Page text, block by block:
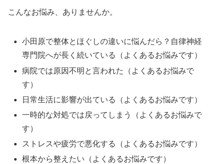
こんなお悩み、ありませんか。
小田原で整体とほぐしの違いに悩んだら？自律神経
専門院へが長く続いている（よくあるお悩みです）
病院では原因不明と言われた（よくあるお悩みで
す）
日常生活に影響が出ている（よくあるお悩みです）
一時的な対処では戻ってしまう（よくあるお悩みで
す）
ストレスや疲労で悪化する（よくあるお悩みです）
根本から整えたい（よくあるお悩みです）